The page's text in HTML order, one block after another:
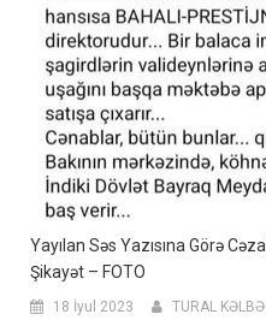
Yayılan Səs Yazısına Görə
Şikayət – FOTO
18 İyul 2023 TURAL